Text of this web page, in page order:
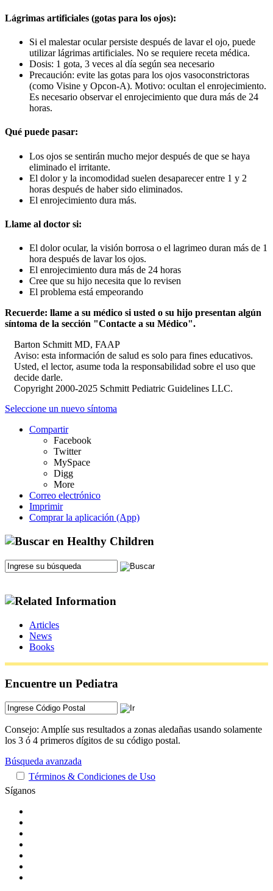
Lágrimas artificiales (gotas para los ojos):
Si el malestar ocular persiste después de lavar el ojo, puede
utilizar lágrimas artificiales. No se requiere receta médica.
Dosis: 1 gota, 3 veces al día según sea necesario
Precaución: evite las gotas para los ojos vasoconstrictoras
(como Visine y Opcon-A). Motivo: ocultan el enrojecimiento.
Es necesario observar el enrojecimiento que dura más de 24
horas.
Qué puede pasar:
Los ojos se sentirán mucho mejor después de que se haya
eliminado el irritante.
El dolor y la incomodidad suelen desaparecer entre 1 y 2
horas después de haber sido eliminados.
El enrojecimiento dura más.
Llame al doctor si:
El dolor ocular, la visión borrosa o el lagrimeo duran más de 1
hora después de lavar los ojos.
El enrojecimiento dura más de 24 horas
Cree que su hijo necesita que lo revisen
El problema está empeorando
Recuerde: llame a su médico si usted o su hijo presentan algún
síntoma de la sección "Contacte a su Médico".
Barton Schmitt MD, FAAP
Aviso: esta información de salud es solo para fines educativos.
Usted, el lector, asume toda la responsabilidad sobre el uso que
decide darle.
Copyright 2000-2025 Schmitt Pediatric Guidelines LLC.
Seleccione un nuevo síntoma
Compartir
Facebook
Twitter
MySpace
Digg
More
Correo electrónico
Imprimir
Comprar la aplicación (App)
Articles
News
Books
Encuentre un Pediatra
Consejo: Amplíe sus resultados a zonas aledañas usando solamente
los 3 ó 4 primeros dígitos de su código postal.
Búsqueda avanzada
Términos & Condiciones de Uso
Síganos